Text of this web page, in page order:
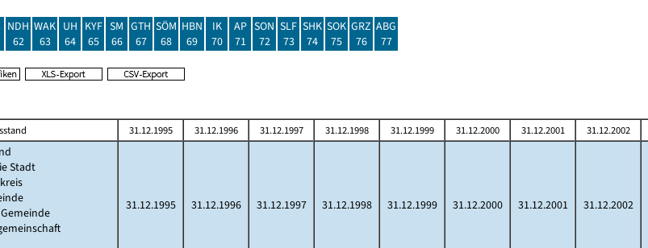
NDH
62
WAK
63
UH
64
KYF
65
SM
66
GTH
67
SÖM
68
HBN
69
IK
70
AP
71
SON
72
SLF
73
SHK
74
SOK
75
GRZ
76
ABG
77
31.12.1995 31.12.1996 31.12.1997 31.12.1998 31.12.1999 31.12.2000 31.12.2001 31.12.2002
Stadt
31.12.1995 31.12.1996 31.12.1997 31.12.1998 31.12.1999 31.12.2000 31.12.2001 31.12.2002